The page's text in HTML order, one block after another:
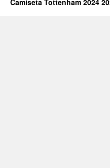
Camiseta Tottenham 2024